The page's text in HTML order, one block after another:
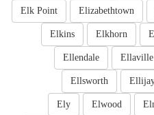
Elizabethtown
Elk Point
Elkhorn
Elkins
Ellaville
Ellendale
Ellsworth
Elwood
Ely